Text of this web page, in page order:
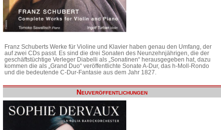
Franz Schuberts Werke für Violine und Klavier haben genau den Umfang, der
auf zwei CDs passt. Es sind die drei Sonaten des Neunzehnjährigen, die der
geschäftstüchtige Verleger Diabelli als „Sonatinen“ herausgegeben hat, dazu
kommen die als „Grand Duo“ veröffentlichte Sonate A-Dur, das h-Moll-Rondo
und die bedeutende C-Dur-Fantasie aus dem Jahr 1827.
Neuveröffentlichungen